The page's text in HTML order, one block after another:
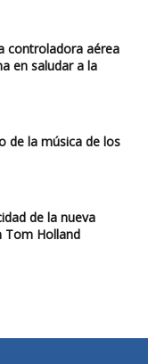
controladora aérea
en saludar a la
de la música de los
de la nueva
Tom Holland